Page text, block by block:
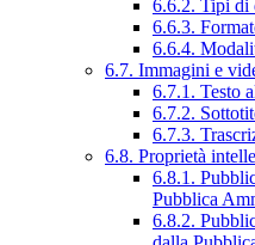
6.6.2. Tipi di
6.6.3.
6.6.4.
6.7. Immagini e
6.7.1. Testo
6.7.2.
6.7.3.
6.8. Proprietà
6.8.1.
Pubblica
6.8.2.